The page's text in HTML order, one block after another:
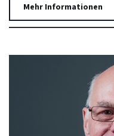
Mehr Informationen